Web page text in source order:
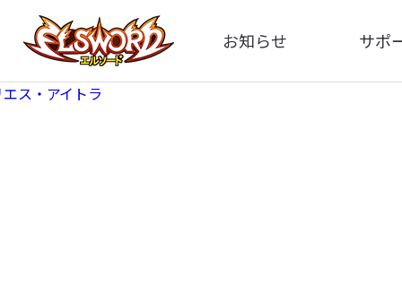
お知らせ
全体
サポ